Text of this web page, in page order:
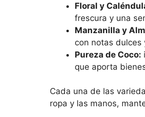
Floral y
frescura y una
Manzanilla y
con notas dulces
Pureza de Coco:
que aporta
Cada una de las
ropa y las manos,